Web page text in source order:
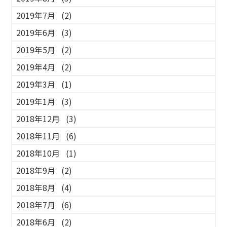
2019年7月
(2)
2019年6月
(3)
2019年5月
(2)
2019年4月
(2)
2019年3月
(1)
2019年1月
(3)
2018年12月
(3)
2018年11月
(6)
2018年10月
(1)
2018年9月
(2)
2018年8月
(4)
2018年7月
(6)
2018年6月
(2)